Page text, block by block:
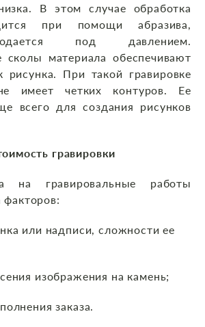
В этом случае обработка
при помощи абразива,
под давлением.
сколы материала обеспечивают
рисунка. При такой гравировке
имеет четких контуров. Ее
всего для создания рисунков
гравировки
на гравировальные работы
факторов:
или надписи, сложности ее
изображения на камень;
заказа.